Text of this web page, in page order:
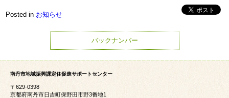
Posted in お知らせ
バックナンバー
南丹市地域振興課定住促進サポートセンター
〒629-0398
京都府南丹市日吉町保野田市野3番地1